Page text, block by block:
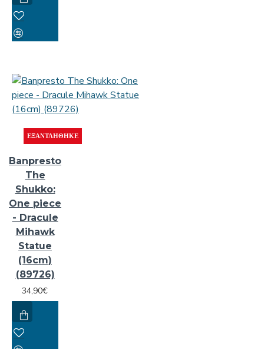
ΕΞΑΝΤΛΉΘΗΚΕ
Banpresto
The
Shukko:
One piece
- Dracule
Mihawk
Statue
(16cm)
(89726)
34,90€